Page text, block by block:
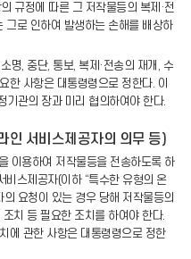
규정에 따른 그 저작물등의 복제·전
그로 인하여 발생하는 손해를 배상하
명, 중단, 통보, 복제·전송의 재개, 수
한 사항은 대통령령으로 정한다. 이
기관의 장과 미리 협의하여야 한다.
인 서비스제공자의 의무 등)
이용하여 저작물등을 전송하도록 하
스제공자(이하 “특수한 유형의 온
요청이 있는 경우 당해 저작물등의
치 등 필요한 조치를 하여야 한다.
에 관한 사항은 대통령령으로 정한